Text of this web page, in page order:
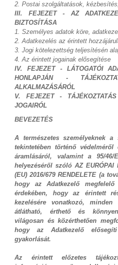
2. Postai szolgáltatások,
III. FEJEZET - AZ
BIZTOSÍTÁSA
1. Személyes adatok köre,
2. Adatkezelés az érintett
3. Jogi kötelezettség teljesítésén
4. Az érintett jogainak elősegítése
IV. FEJEZET - LÁTOGATÓI
HONLAPJÁN -
ALKALMAZÁSÁRÓL
V. FEJEZET -
JOGAIRÓL
BEVEZETÉS
A természetes személyeknek a
tekintetében történő
áramlásáról, valamint a 95/
helyezéséről szóló AZ EURÓPAI
(EU) 2016/679 RENDELETE (a
hogy az Adatkezelő megfelelő
érdekében, hogy az érintett
kezelésére vonatkozó, minden
átlátható, érthető és
világosan és közérthetően
hogy az Adatkezelő
gyakorlását.
Az érintett előzetes